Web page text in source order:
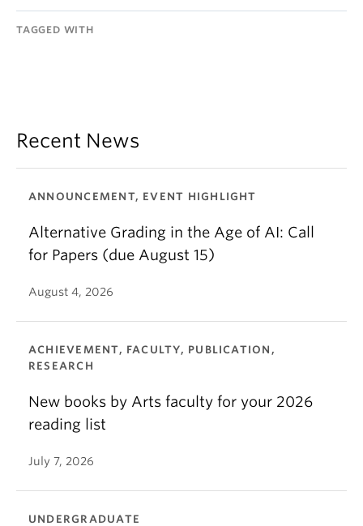
TAGGED WITH
Recent News
ANNOUNCEMENT, EVENT HIGHLIGHT
Alternative Grading in the Age of AI: Call
for Papers (due August 15)
August 4, 2026
ACHIEVEMENT, FACULTY, PUBLICATION,
RESEARCH
New books by Arts faculty for your 2026
reading list
July 7, 2026
UNDERGRADUATE